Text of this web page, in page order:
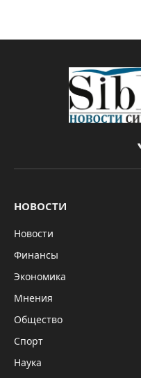
НОВОСТИ
Новости
Финансы
Экономика
Мнения
Общество
Спорт
Наука